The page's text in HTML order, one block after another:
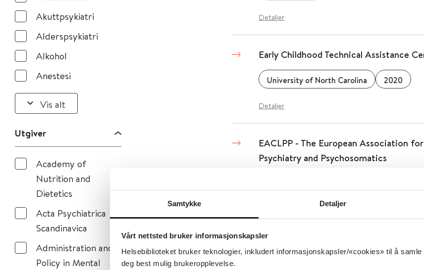
Samtykke Detaljer
Vårt nettsted bruker informasjonskapsler
Helsebiblioteket bruker teknologier, inkludert informasjonskapsler/«cookies» til å
deg best mulig brukeropplevelse.
Akuttpsykiatri
Alderspsykiatri
Alkohol
Anestesi
Vis alt
Utgiver
Academy of
Nutrition and
Dietetics
Acta Psychiatrica
Scandinavica
Administration and
Policy in Mental
Detaljer
Early Childhood Technical Assistance
University of North Carolina 2020
Detaljer
EACLPP - The European Association
Psychiatry and Psychosomatics
EAACI